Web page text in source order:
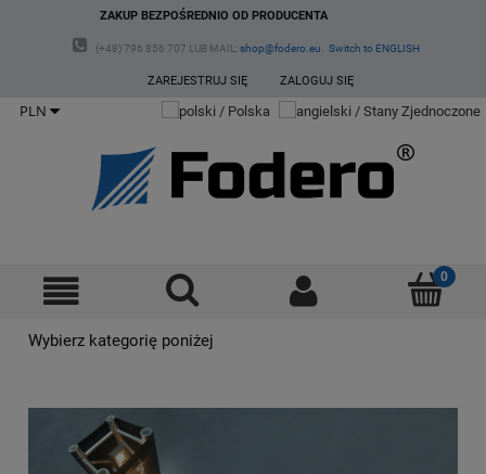
ZAKUP BEZPOŚREDNIO OD PRODUCENTA
(+48) 796 856 707 LUB MAIL:shop@fodero.eu Switch to ENGLISH
ZAREJESTRUJ SIĘ ZALOGUJ SIĘ
Wybierz kategorię poniżej